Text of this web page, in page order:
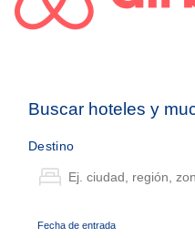
Buscar hoteles y
Destino
Fecha de entrada